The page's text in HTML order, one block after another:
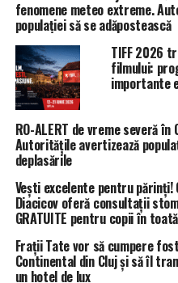
fenomene meteo extreme.
populației să se adăpostească
TIFF 2026
filmului:
importante
RO-ALERT de vreme severă în
Autoritățile avertizează
deplasările
Vești excelente pentru părinți!
Diacicov oferă consultații
GRATUITE pentru copii în
Frații Tate vor să cumpere
Continental din Cluj și să îl
un hotel de lux